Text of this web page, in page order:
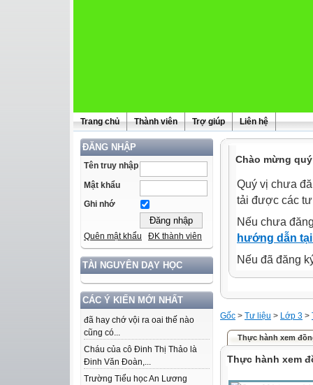
Trang chủ Thành viên Trợ giúp Liên hệ
ĐĂNG NHẬP
Tên truy nhập
Mật khẩu
Ghi nhớ
Quên mật khẩu ĐK thành viên
TÀI NGUYÊN DẠY HỌC
CÁC Ý KIẾN MỚI NHẤT
đã hay chớ vội ra oai thế nào
cũng có...
Cháu của cô Đinh Thị Thảo là
Đinh Văn Đoàn,...
Trường Tiểu học An Lương
Chào mừng
Quý vị chưa
tải được các
Nếu chưa
hướng dẫn
Nếu đã đăng
Gốc > Tư liệu > Lớp 3 >
Thực hành xem
Thực hành xem